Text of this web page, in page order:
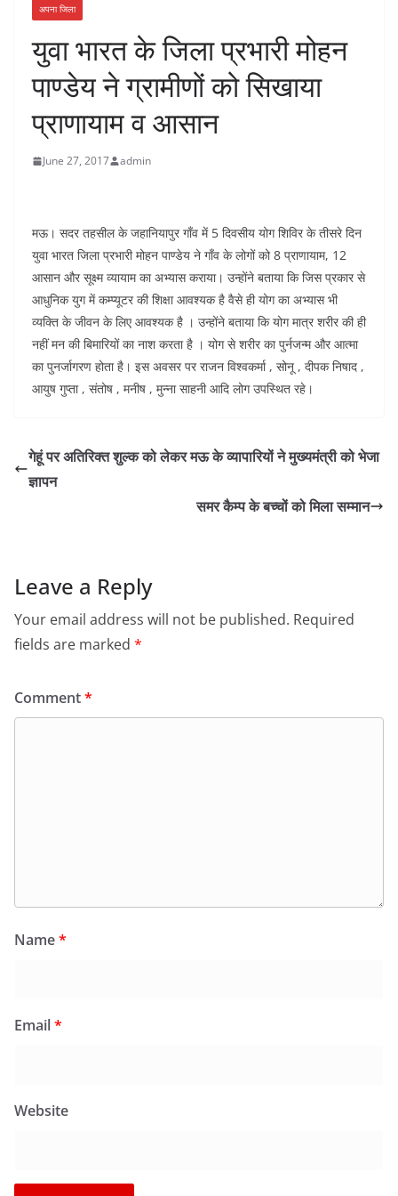
अपना जिला
युवा भारत के जिला प्रभारी मोहन
पाण्डेय ने ग्रामीणों को सिखाया
प्राणायाम व आसान
June 27, 2017 admin
मऊ। सदर तहसील के जहानियापुर गाँव में 5 दिवसीय योग शिविर के तीसरे दिन
युवा भारत जिला प्रभारी मोहन पाण्डेय ने गाँव के लोगों को 8 प्राणायाम, 12
आसान और सूक्ष्म व्यायाम का अभ्यास कराया। उन्होंने बताया कि जिस प्रकार से
आधुनिक युग में कम्प्यूटर की शिक्षा आवश्यक है वैसे ही योग का अभ्यास भी
व्यक्ति के जीवन के लिए आवश्यक है । उन्होंने बताया कि योग मात्र शरीर की ही
नहीं मन की बिमारियों का नाश करता है । योग से शरीर का पुर्नजन्म और आत्मा
का पुनर्जागरण होता है। इस अवसर पर राजन विश्वकर्मा , सोनू , दीपक निषाद ,
आयुष गुप्ता , संतोष , मनीष , मुन्ना साहनी आदि लोग उपस्थित रहे।
गेहूं पर अतिरिक्त शुल्क को लेकर मऊ के व्यापारियों ने मुख्यमंत्री को भेजा
ज्ञापन
समर कैम्प के बच्चों को मिला सम्मान
Leave a Reply
Your email address will not be published. Required
fields are marked *
Comment*
Name*
Email*
Website